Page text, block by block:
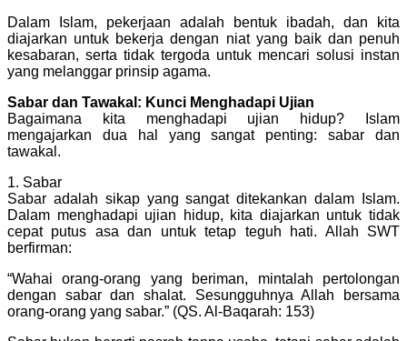
Dalam Islam, pekerjaan adalah bentuk ibadah, dan kita
diajarkan untuk bekerja dengan niat yang baik dan penuh
kesabaran, serta tidak tergoda untuk mencari solusi instan
yang melanggar prinsip agama.
Sabar dan Tawakal: Kunci Menghadapi Ujian
Bagaimana kita menghadapi ujian hidup? Islam
mengajarkan dua hal yang sangat penting: sabar dan
tawakal.
1. Sabar
Sabar adalah sikap yang sangat ditekankan dalam Islam.
Dalam menghadapi ujian hidup, kita diajarkan untuk tidak
cepat putus asa dan untuk tetap teguh hati. Allah SWT
berfirman:
“Wahai orang-orang yang beriman, mintalah pertolongan
dengan sabar dan shalat. Sesungguhnya Allah bersama
orang-orang yang sabar.” (QS. Al-Baqarah: 153)